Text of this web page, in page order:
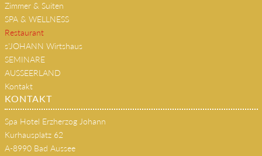
Zimmer & Suiten
SPA & WELLNESS
Restaurant
s'JOHANN Wirtshaus
SEMINARE
AUSSEERLAND
Kontakt
KONTAKT
Spa Hotel Erzherzog Johann
Kurhausplatz 62
A-8990 Bad Aussee